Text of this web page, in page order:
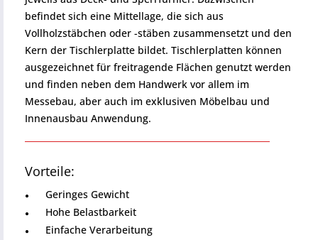
befindet sich eine Mittellage, die sich aus
Vollholzstäbchen oder -stäben zusammensetzt und den
Kern der Tischlerplatte bildet. Tischlerplatten können
ausgezeichnet für freitragende Flächen genutzt werden
und finden neben dem Handwerk vor allem im
Messebau, aber auch im exklusiven Möbelbau und
Innenausbau Anwendung.
Vorteile:
Geringes Gewicht
Hohe Belastbarkeit
Einfache Verarbeitung